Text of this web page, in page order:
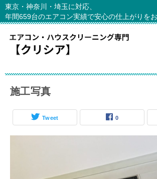
東京・神奈川・埼玉に対応、
年間659台のエアコン実績で安心の仕上がりを
施工写真
Tweet 0